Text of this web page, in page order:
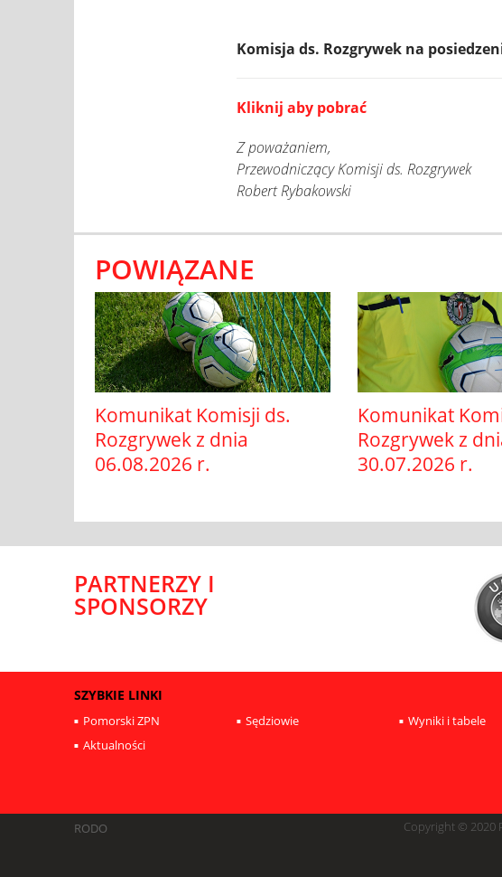
Komisja ds. Rozgrywek na
Kliknij aby pobrać
Z poważaniem,
Przewodniczący Komisji ds. Rozgrywek
Robert Rybakowski
POWIĄZANE
Komunikat Komisji ds.
Rozgrywek z dnia
06.08.2026 r.
Komunikat
Rozgrywek z
30.07.2026 r.
PARTNERZY I
SPONSORZY
SZYBKIE LINKI
Pomorski ZPN Sędziowie
Wyniki i tabele
Aktualności
RODO Copyright © 2020